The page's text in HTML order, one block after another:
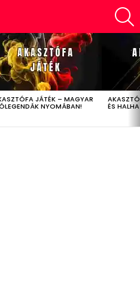
JÁTÉK – MAGYAR
NYOMÁBAN! ÉS